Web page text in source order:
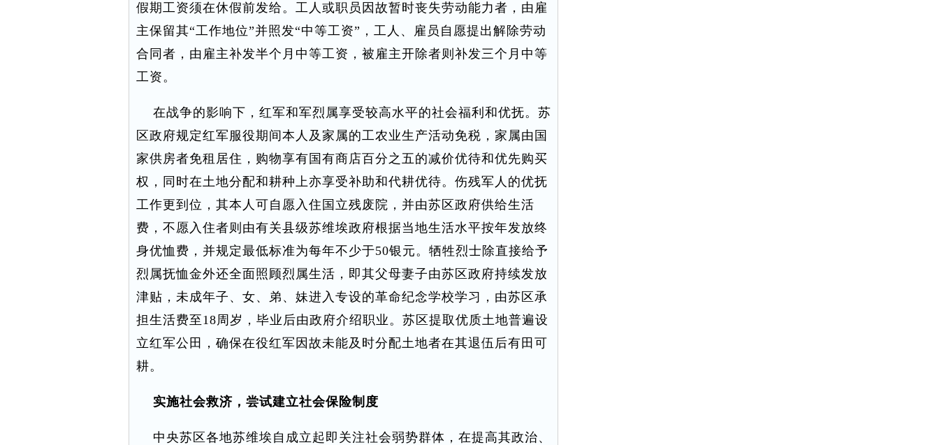
假期工资须在休假前发给。工人或职员因故暂时丧失劳动能力者，由雇
主保留其“工作地位”并照发“中等工资”，工人、雇员自愿提出解除劳动
合同者，由雇主补发半个月中等工资，被雇主开除者则补发三个月中等
工资。
在战争的影响下，红军和军烈属享受较高水平的社会福利和优抚。苏
区政府规定红军服役期间本人及家属的工农业生产活动免税，家属由国
家供房者免租居住，购物享有国有商店百分之五的减价优待和优先购买
权，同时在土地分配和耕种上亦享受补助和代耕优待。伤残军人的优抚
工作更到位，其本人可自愿入住国立残废院，并由苏区政府供给生活
费，不愿入住者则由有关县级苏维埃政府根据当地生活水平按年发放终
身优恤费，并规定最低标准为每年不少于50银元。牺牲烈士除直接给予
烈属抚恤金外还全面照顾烈属生活，即其父母妻子由苏区政府持续发放
津贴，未成年子、女、弟、妹进入专设的革命纪念学校学习，由苏区承
担生活费至18周岁，毕业后由政府介绍职业。苏区提取优质土地普遍设
立红军公田，确保在役红军因故未能及时分配土地者在其退伍后有田可
耕。
实施社会救济，尝试建立社会保险制度
中央苏区各地苏维埃自成立起即关注社会弱势群体，在提高其政治、